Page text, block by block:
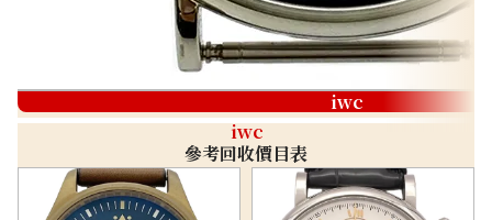
iwc
iwc
參考回收價目表